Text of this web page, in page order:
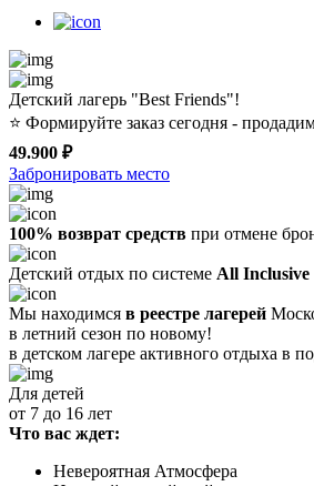
Детский лагерь "Best Friends"!
⭐️ Формируйте заказ сегодня -
49.900 ₽
Забронировать место
100% возврат средств при отмене
Детский отдых по системе All Inclusive
Мы находимся в реестре лагерей
в летний сезон по новому!
в детском лагере активного отдыха в
Для детей
от 7 до 16 лет
Что вас ждет:
Невероятная Атмосфера